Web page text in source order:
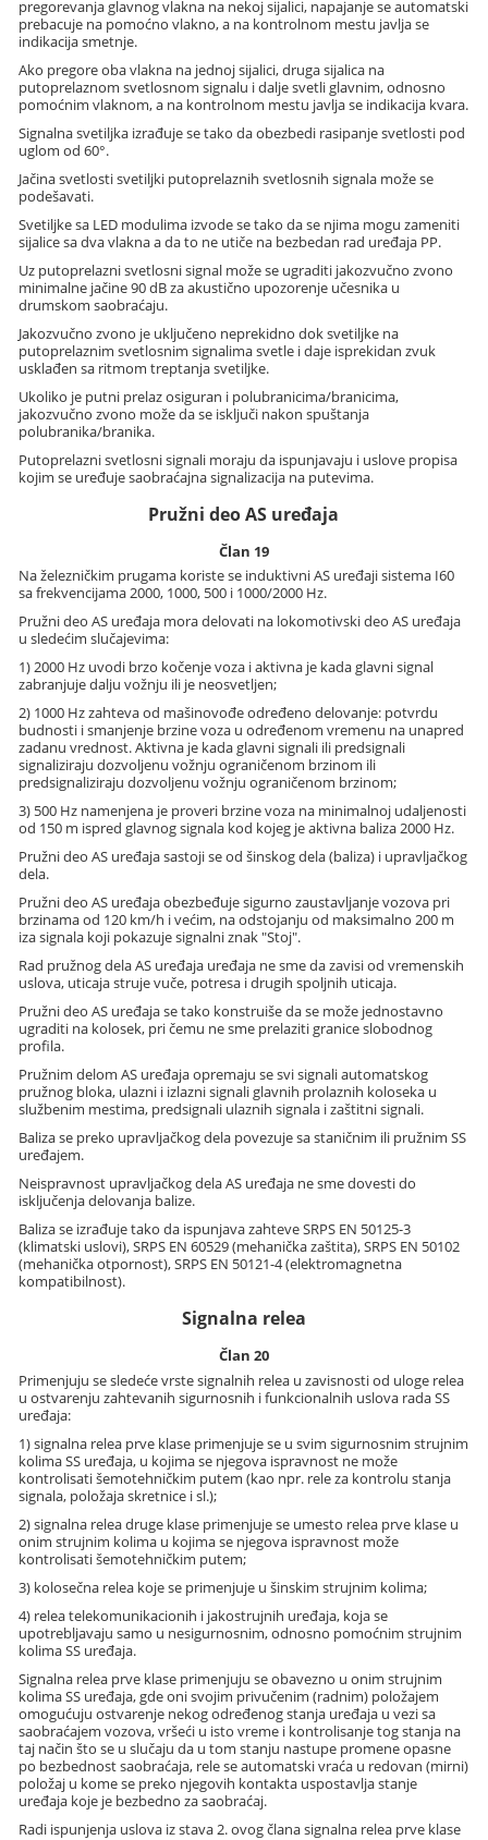
pregorevanja glavnog vlakna na nekoj sijalici, napajanje se automatski
prebacuje na pomoćno vlakno, a na kontrolnom mestu javlja se
indikacija smetnje.
Ako pregore oba vlakna na jednoj sijalici, druga sijalica na
putoprelaznom svetlosnom signalu i dalje svetli glavnim, odnosno
pomoćnim vlaknom, a na kontrolnom mestu javlja se indikacija kvara.
Signalna svetiljka izrađuje se tako da obezbedi rasipanje svetlosti pod
uglom od 60°.
Jačina svetlosti svetiljki putoprelaznih svetlosnih signala može se
podešavati.
Svetiljke sa LED modulima izvode se tako da se njima mogu zameniti
sijalice sa dva vlakna a da to ne utiče na bezbedan rad uređaja PP.
Uz putoprelazni svetlosni signal može se ugraditi jakozvučno zvono
minimalne jačine 90 dB za akustično upozorenje učesnika u
drumskom saobraćaju.
Jakozvučno zvono je uključeno neprekidno dok svetiljke na
putoprelaznim svetlosnim signalima svetle i daje isprekidan zvuk
usklađen sa ritmom treptanja svetiljke.
Ukoliko je putni prelaz osiguran i polubranicima/branicima,
jakozvučno zvono može da se isključi nakon spuštanja
polubranika/branika.
Putoprelazni svetlosni signali moraju da ispunjavaju i uslove propisa
kojim se uređuje saobraćajna signalizacija na putevima.
Pružni deo AS uređaja
Član 19
Na železničkim prugama koriste se induktivni AS uređaji sistema I60
sa frekvencijama 2000, 1000, 500 i 1000/2000 Hz.
Pružni deo AS uređaja mora delovati na lokomotivski deo AS uređaja
u sledećim slučajevima:
1) 2000 Hz uvodi brzo kočenje voza i aktivna je kada glavni signal
zabranjuje dalju vožnju ili je neosvetljen;
2) 1000 Hz zahteva od mašinovođe određeno delovanje: potvrdu
budnosti i smanjenje brzine voza u određenom vremenu na unapred
zadanu vrednost. Aktivna je kada glavni signali ili predsignali
signaliziraju dozvoljenu vožnju ograničenom brzinom ili
predsignaliziraju dozvoljenu vožnju ograničenom brzinom;
3) 500 Hz namenjena je proveri brzine voza na minimalnoj udaljenosti
od 150 m ispred glavnog signala kod kojeg je aktivna baliza 2000 Hz.
Pružni deo AS uređaja sastoji se od šinskog dela (baliza) i upravljačkog
dela.
Pružni deo AS uređaja obezbeđuje sigurno zaustavljanje vozova pri
brzinama od 120 km/h i većim, na odstojanju od maksimalno 200 m
iza signala koji pokazuje signalni znak "Stoj".
Rad pružnog dela AS uređaja uređaja ne sme da zavisi od vremenskih
uslova, uticaja struje vuče, potresa i drugih spoljnih uticaja.
Pružni deo AS uređaja se tako konstruiše da se može jednostavno
ugraditi na kolosek, pri čemu ne sme prelaziti granice slobodnog
profila.
Pružnim delom AS uređaja opremaju se svi signali automatskog
pružnog bloka, ulazni i izlazni signali glavnih prolaznih koloseka u
službenim mestima, predsignali ulaznih signala i zaštitni signali.
Baliza se preko upravljačkog dela povezuje sa staničnim ili pružnim SS
uređajem.
Neispravnost upravljačkog dela AS uređaja ne sme dovesti do
isključenja delovanja balize.
Baliza se izrađuje tako da ispunjava zahteve SRPS EN 50125-3
(klimatski uslovi), SRPS EN 60529 (mehanička zaštita), SRPS EN 50102
(mehanička otpornost), SRPS EN 50121-4 (elektromagnetna
kompatibilnost).
Signalna relea
Član 20
Primenjuju se sledeće vrste signalnih relea u zavisnosti od uloge relea
u ostvarenju zahtevanih sigurnosnih i funkcionalnih uslova rada SS
uređaja:
1) signalna relea prve klase primenjuje se u svim sigurnosnim strujnim
kolima SS uređaja, u kojima se njegova ispravnost ne može
kontrolisati šemotehničkim putem (kao npr. rele za kontrolu stanja
signala, položaja skretnice i sl.);
2) signalna relea druge klase primenjuje se umesto relea prve klase u
onim strujnim kolima u kojima se njegova ispravnost može
kontrolisati šemotehničkim putem;
3) kolosečna relea koje se primenjuje u šinskim strujnim kolima;
4) relea telekomunikacionih i jakostrujnih uređaja, koja se
upotrebljavaju samo u nesigurnosnim, odnosno pomoćnim strujnim
kolima SS uređaja.
Signalna relea prve klase primenjuju se obavezno u onim strujnim
kolima SS uređaja, gde oni svojim privučenim (radnim) položajem
omogućuju ostvarenje nekog određenog stanja uređaja u vezi sa
saobraćajem vozova, vršeći u isto vreme i kontrolisanje tog stanja na
taj način što se u slučaju da u tom stanju nastupe promene opasne
po bezbednost saobraćaja, rele se automatski vraća u redovan (mirni)
položaj u kome se preko njegovih kontakta uspostavlja stanje
uređaja koje je bezbedno za saobraćaj.
Radi ispunjenja uslova iz stava 2. ovog člana signalna relea prve klase